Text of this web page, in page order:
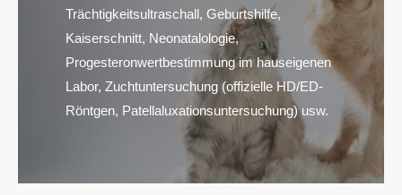
Trächtigkeitsultraschall, Geburtshilfe,
Kaiserschnitt, Neonatalologie,
Progesteronwertbestimmung im hauseigenen
Labor, Zuchtuntersuchung (offizielle HD/ED-
Röntgen, Patellaluxationsuntersuchung) usw.